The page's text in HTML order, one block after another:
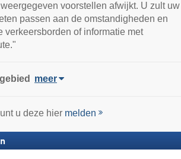
voorstellen afwijkt. U zult uw
passen aan de omstandigheden en
verkeersborden of informatie met
meer
u deze hier melden